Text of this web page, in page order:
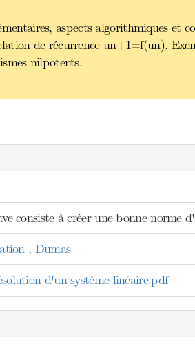
aspects algorithmiques et
de récurrence un+1=f(un).
nilpotents.
consiste à créer une bonne norme
, Dumas
d'un système linéaire.pdf